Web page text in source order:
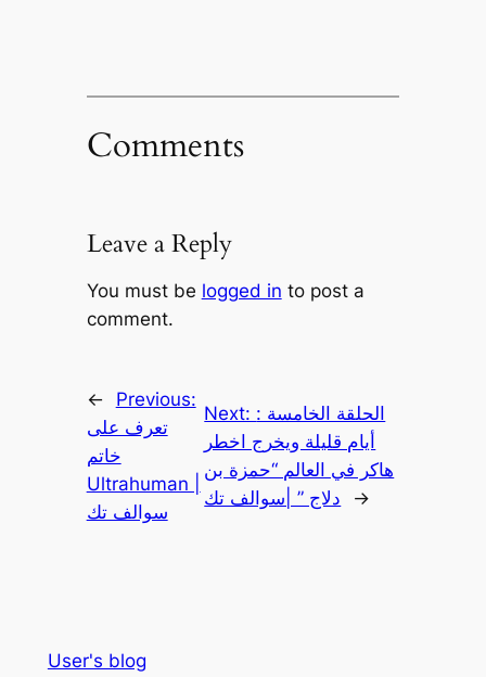
Comments
Leave a Reply
You must be logged in to post a
comment.
←
Previous:
تعرف على
خاتم
Ultrahuman |
سوالف تك
Next: الحلقة الخامسة :
أيام قليلة ويخرج اخطر
هاكر في العالم “حمزة بن
دلاج ” |سوالف تك
→
User's blog